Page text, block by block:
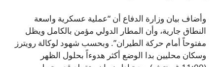
وأضاف بيان وزارة الدفاع أن “عملية عسكرية واسعة
النطاق جارية، وأن المطار الدولي مؤمن بالكامل ويظل
مفتوحاً أمام حركة الطيران”. وبحسب شهود لوكالة رويترز
وسكان محليين بدا الوضع أكثر هدوءاً بحلول الظهر